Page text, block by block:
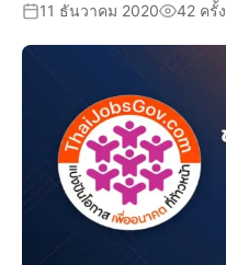
11 ธันวาคม 2020 42 ครั้ง